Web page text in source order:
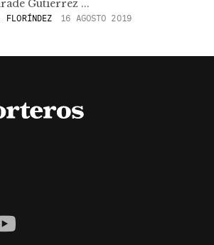
Gutierrez ...
16 AGOSTO 2019